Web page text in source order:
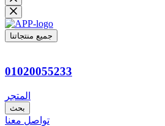
جميع منتجاتنا
01020055233
المتجر
بحث
تواصل معنا